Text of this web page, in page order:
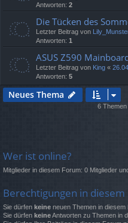
Antworten: 2
Die Tücken des
Letzter Beitrag von
Antworten: 1
ASUS Z590
Letzter Beitrag von King «
Antworten: 5
Neues Thema
6 Themen
Wer ist online?
Mitglieder in diesem Forum: 0 Mitglieder
Berechtigungen in diesem
Sie dürfen keine neuen Themen in diesem
Sie dürfen keineAntworten zu Themen in